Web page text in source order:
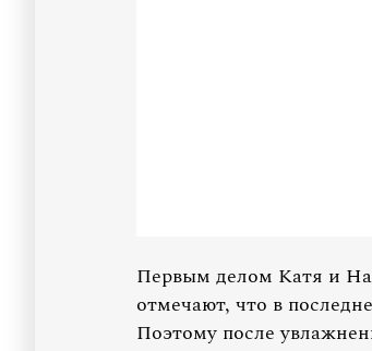
Первым делом Катя и
отмечают, что в
Поэтому после